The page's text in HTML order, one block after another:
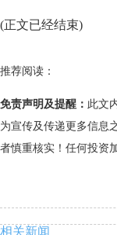
(正文已经结束)
推荐阅读：
免责声明及提醒： 此文
为宣传及传递更多信息
者慎重核实！任何投资
相关新闻